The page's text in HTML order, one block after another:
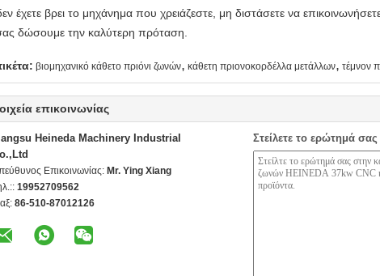
έχετε βρει το μηχάνημα που χρειάζεστε, μη διστάσετε να
δώσουμε την καλύτερη πρόταση.
βιομηχανικό κάθετο πριόνι ζωνών, κάθετη πριονοκορδέλλα μετάλλων, τέμνον
επικοινωνίας
Heineda Machinery Industrial
Επικοινωνίας: Mr. Ying Xiang
19952709562
86-510-87012126
Στείλετε το ερώτημά